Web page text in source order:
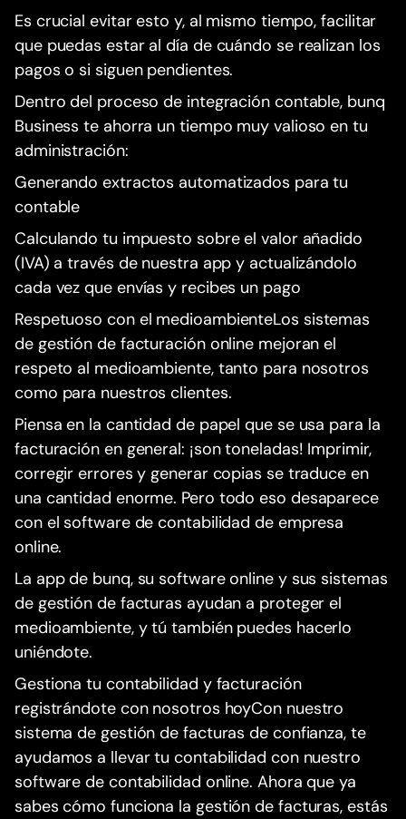
Es crucial evitar esto y, al mismo tiempo, facilitar
que puedas estar al día de cuándo se realizan los
pagos o si siguen pendientes.
Dentro del proceso de integración contable, bunq
Business te ahorra un tiempo muy valioso en tu
administración:
Generando extractos automatizados para tu
contable
Calculando tu impuesto sobre el valor añadido
(IVA) a través de nuestra app y actualizándolo
cada vez que envías y recibes un pago
Respetuoso con el medioambienteLos sistemas
de gestión de facturación online mejoran el
respeto al medioambiente, tanto para nosotros
como para nuestros clientes.
Piensa en la cantidad de papel que se usa para la
facturación en general: ¡son toneladas! Imprimir,
corregir errores y generar copias se traduce en
una cantidad enorme. Pero todo eso desaparece
con el software de contabilidad de empresa
online.
La app de bunq, su software online y sus sistemas
de gestión de facturas ayudan a proteger el
medioambiente, y tú también puedes hacerlo
uniéndote.
Gestiona tu contabilidad y facturación
registrándote con nosotros hoyCon nuestro
sistema de gestión de facturas de confianza, te
ayudamos a llevar tu contabilidad con nuestro
software de contabilidad online. Ahora que ya
sabes cómo funciona la gestión de facturas, estás